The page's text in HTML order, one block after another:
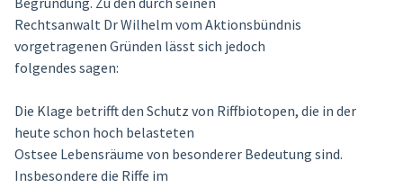
Rechtsanwalt Dr Wilhelm vom Aktionsbündnis
vorgetragenen Gründen lässt sich jedoch
folgendes sagen:
Die Klage betrifft den Schutz von Riffbiotopen, die in der
heute schon hoch belasteten
Ostsee Lebensräume von besonderer Bedeutung sind.
Insbesondere die Riffe im